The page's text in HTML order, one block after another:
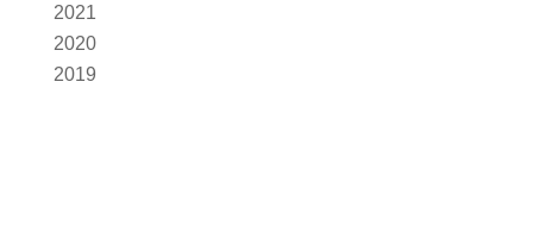
2021
2020
2019